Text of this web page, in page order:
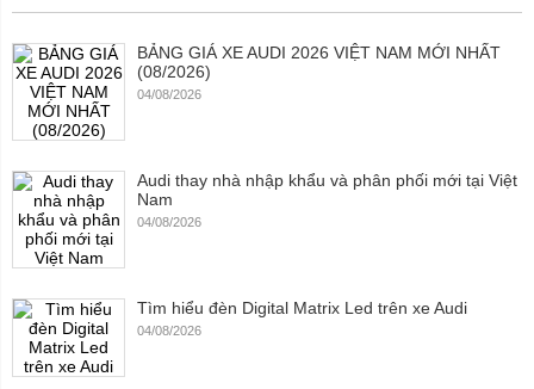
BẢNG GIÁ XE AUDI 2026 VIỆT NAM MỚI NHẤT
(08/2026)
04/08/2026
Audi thay nhà nhập khẩu và phân phối mới tại Việt
Nam
04/08/2026
Tìm hiểu đèn Digital Matrix Led trên xe Audi
04/08/2026